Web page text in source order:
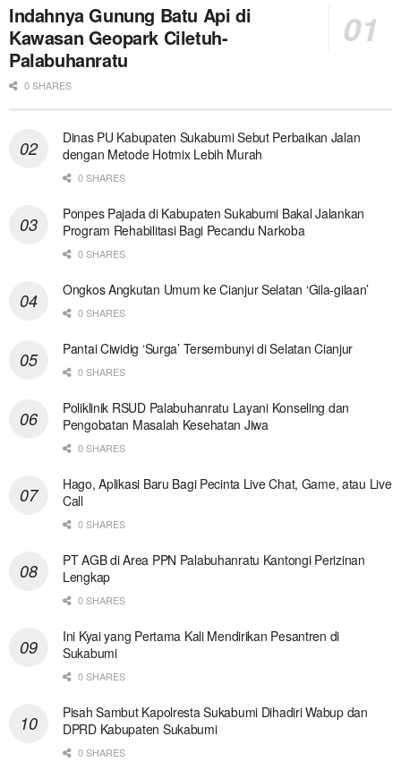
Indahnya Gunung Batu Api di
Kawasan Geopark Ciletuh-
Palabuhanratu
0 SHARES
Dinas PU Kabupaten Sukabumi Sebut Perbaikan Jalan
dengan Metode Hotmix Lebih Murah
0 SHARES
Ponpes Pajada di Kabupaten Sukabumi Bakal Jalankan
Program Rehabilitasi Bagi Pecandu Narkoba
0 SHARES
Ongkos Angkutan Umum ke Cianjur Selatan ‘Gila-gilaan’
0 SHARES
Pantai Ciwidig ‘Surga’ Tersembunyi di Selatan Cianjur
0 SHARES
Poliklinik RSUD Palabuhanratu Layani Konseling dan
Pengobatan Masalah Kesehatan Jiwa
0 SHARES
Hago, Aplikasi Baru Bagi Pecinta Live Chat, Game, atau Live
Call
0 SHARES
PT AGB di Area PPN Palabuhanratu Kantongi Perizinan
Lengkap
0 SHARES
Ini Kyai yang Pertama Kali Mendirikan Pesantren di
Sukabumi
0 SHARES
Pisah Sambut Kapolresta Sukabumi Dihadiri Wabup dan
DPRD Kabupaten Sukabumi
0 SHARES